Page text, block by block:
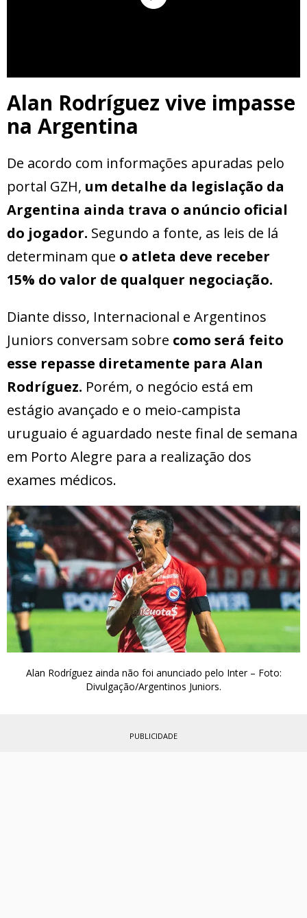
Alan Rodríguez vive impasse
na Argentina
De acordo com informações apuradas pelo
portal GZH, um detalhe da legislação da
Argentina ainda trava o anúncio oficial
do jogador. Segundo a fonte, as leis de lá
determinam que o atleta deve receber
15% do valor de qualquer negociação.
Diante disso, Internacional e Argentinos
Juniors conversam sobre como será feito
esse repasse diretamente para Alan
Rodríguez. Porém, o negócio está em
estágio avançado e o meio-campista
uruguaio é aguardado neste final de semana
em Porto Alegre para a realização dos
exames médicos.
Alan Rodríguez ainda não foi anunciado pelo Inter – Foto:
Divulgação/Argentinos Juniors.
PUBLICIDADE